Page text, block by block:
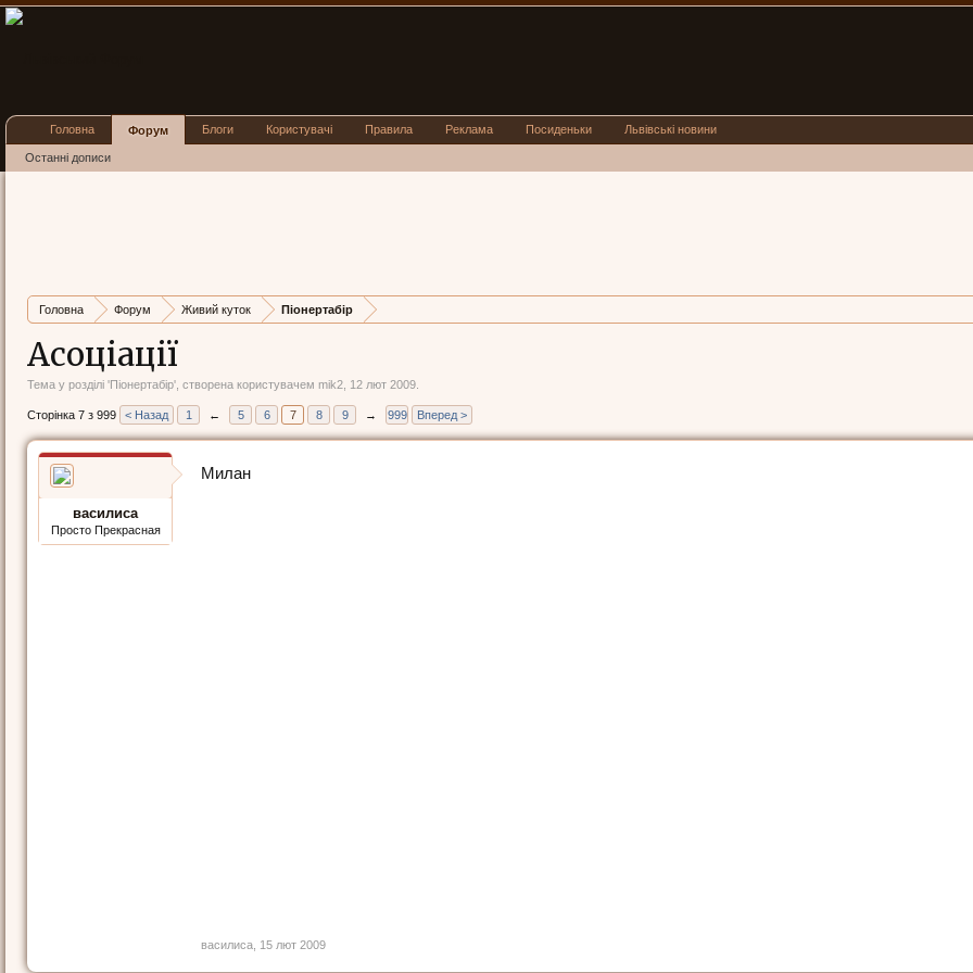
Головна Форум Живий куток Піонертабір
Асоціації
Тема у розділі 'Піонертабір', створена користувачем mik2 12 лют 2009
Сторінка 7 з 999 < Назад 1 ← 5 6 7 8 9 → 999 Вперед >
василиса
Просто Прекрасная
Милан
василиса 15 лют 2009
Головна Форум
Останні дописи
Блоги Користувачі Правила Реклама Посиденьки Львівські новини